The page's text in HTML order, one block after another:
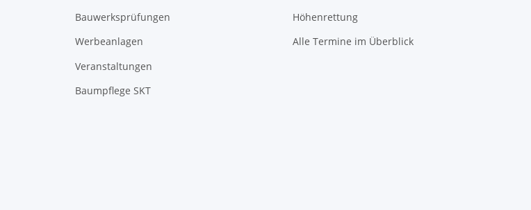
Bauwerksprüfungen
Werbeanlagen
Veranstaltungen
Baumpflege SKT
Höhenrettung
Alle Termine im Überblick